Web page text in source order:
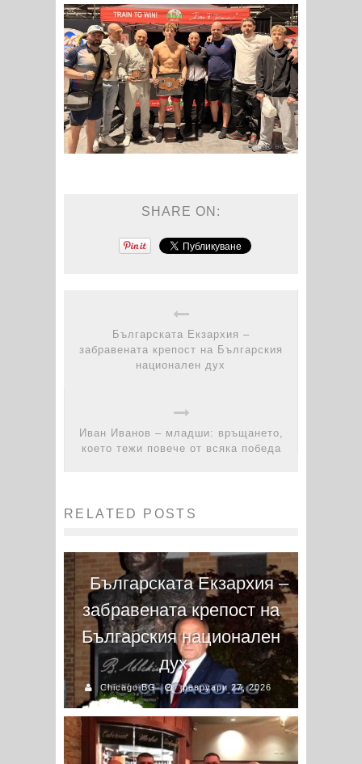
SHARE ON:
Българската Екзархия –
забравената крепост на Българския
национален дух
Иван Иванов – младши: връщането,
което тежи повече от всяка победа
RELATED POSTS
Българската Екзархия –
забравената крепост на
Българския национален
дух
Chicago BG февруари 27, 2026